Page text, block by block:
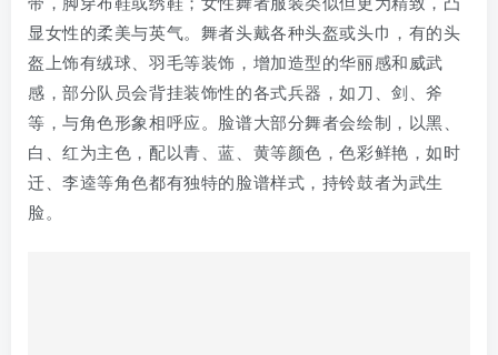
脸。